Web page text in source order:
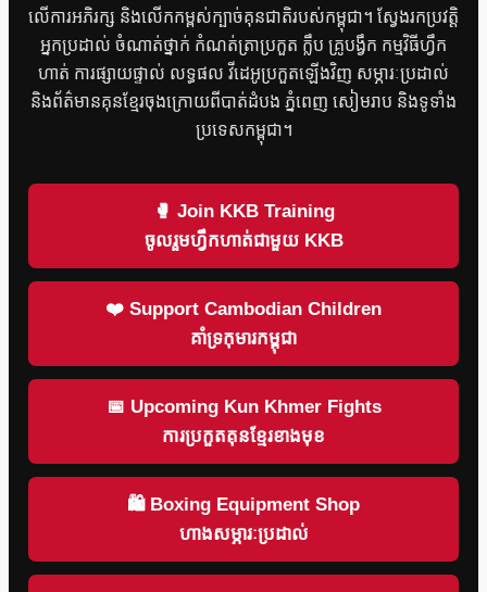
លើការអភិរក្ស និងលើកកម្ពស់ក្បាច់គុនជាតិរបស់កម្ពុជា។ ស្វែងរកប្រវត្តិ
អ្នកប្រដាល់ ចំណាត់ថ្នាក់ កំណត់ត្រាប្រកួត ក្លឹប គ្រូបង្វឹក កម្មវិធីហ្វឹក
ហាត់ ការផ្សាយផ្ទាល់ លទ្ធផល វីដេអូប្រកួតឡើងវិញ សម្ភារៈប្រដាល់
និងព័ត៌មានគុនខ្មែរចុងក្រោយពីបាត់ដំបង ភ្នំពេញ សៀមរាប និងទូទាំង
ប្រទេសកម្ពុជា។
🥊 Join KKB Training
ចូលរួមហ្វឹកហាត់ជាមួយ KKB
❤️ Support Cambodian Children
គាំទ្រកុមារកម្ពុជា
📅 Upcoming Kun Khmer Fights
ការប្រកួតគុនខ្មែរខាងមុខ
🛍 Boxing Equipment Shop
ហាងសម្ភារៈប្រដាល់